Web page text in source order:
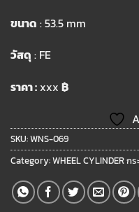
ขนาด : 53.5 mm
วัสดุ : FE
ราคา :xxx ฿
SKU:WNS-069
Category:WHEEL CYLINDER ก